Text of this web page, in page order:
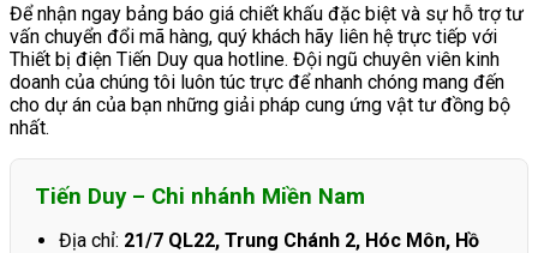
Để nhận ngay bảng báo giá chiết khấu đặc biệt và sự hỗ trợ tư
vấn chuyển đổi mã hàng, quý khách hãy liên hệ trực tiếp với
Thiết bị điện Tiến Duy qua hotline. Đội ngũ chuyên viên kinh
doanh của chúng tôi luôn túc trực để nhanh chóng mang đến
cho dự án của bạn những giải pháp cung ứng vật tư đồng bộ
nhất.
Tiến Duy – Chi nhánh Miền Nam
Địa chỉ: 21/7 QL22, Trung Chánh 2, Hóc Môn, Hồ